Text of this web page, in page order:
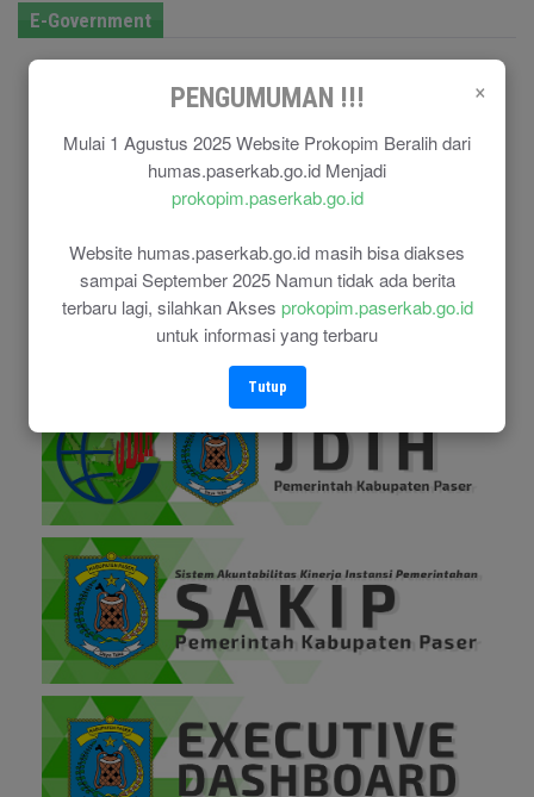
×
PENGUMUMAN !!!
Mulai 1 Agustus 2025 Website Prokopim Beralih dari
humas.paserkab.go.id Menjadi
prokopim.paserkab.go.id
Website humas.paserkab.go.id masih bisa diakses
sampai September 2025 Namun tidak ada berita
terbaru lagi, silahkan Akses prokopim.paserkab.go.id
untuk informasi yang terbaru
Tutup
E-Government